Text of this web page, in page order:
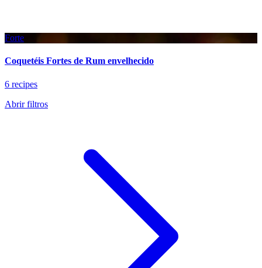
Forte
Coquetéis Fortes de Rum envelhecido
6 recipes
Abrir filtros